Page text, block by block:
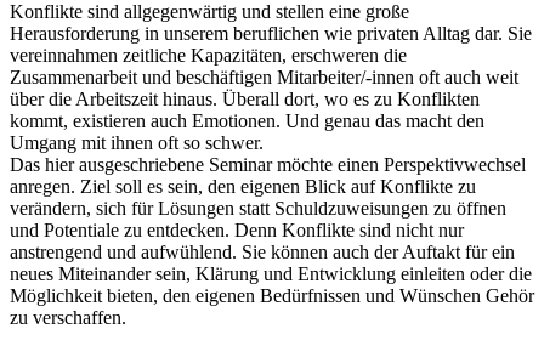
Konflikte sind allgegenwärtig und stellen eine große
Herausforderung in unserem beruflichen wie privaten Alltag dar. Sie
vereinnahmen zeitliche Kapazitäten, erschweren die
Zusammenarbeit und beschäftigen Mitarbeiter/-innen oft auch weit
über die Arbeitszeit hinaus. Überall dort, wo es zu Konflikten
kommt, existieren auch Emotionen. Und genau das macht den
Umgang mit ihnen oft so schwer.
Das hier ausgeschriebene Seminar möchte einen Perspektivwechsel
anregen. Ziel soll es sein, den eigenen Blick auf Konflikte zu
verändern, sich für Lösungen statt Schuldzuweisungen zu öffnen
und Potentiale zu entdecken. Denn Konflikte sind nicht nur
anstrengend und aufwühlend. Sie können auch der Auftakt für ein
neues Miteinander sein, Klärung und Entwicklung einleiten oder die
Möglichkeit bieten, den eigenen Bedürfnissen und Wünschen Gehör
zu verschaffen.